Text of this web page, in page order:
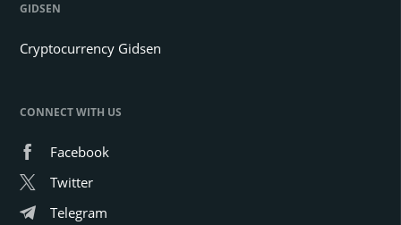
GIDSEN
Cryptocurrency Gidsen
CONNECT WITH US
Facebook
Twitter
Telegram